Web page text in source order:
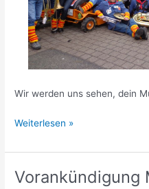
Wir werden uns sehen, dein
Vorankündigung
Weiterlesen »
Vorankündigung